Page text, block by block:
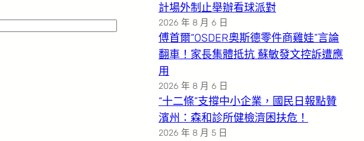
計場外制止舉辦看球派對
2026 年 8 月 6 日
傅首爾“OSDER奧斯德零件商雞娃”言論
翻車！家長集體抵抗 蘇敏發文控訴遭應
用
2026 年 8 月 6 日
“十二條”支撐中小企業，國民日報點贊
濱州：森和診所健檢濟困扶危！
2026 年 8 月 5 日